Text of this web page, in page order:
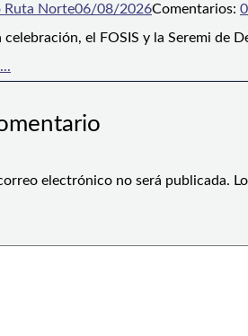
Ruta Norte06/08/2026Comentarios: 0
celebración, el FOSIS y la Seremi de
electrónico no será publicada.